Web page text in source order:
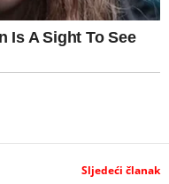
Sljedeći članak